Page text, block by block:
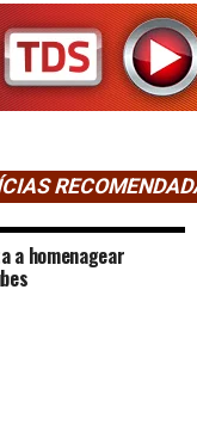
a homenagear